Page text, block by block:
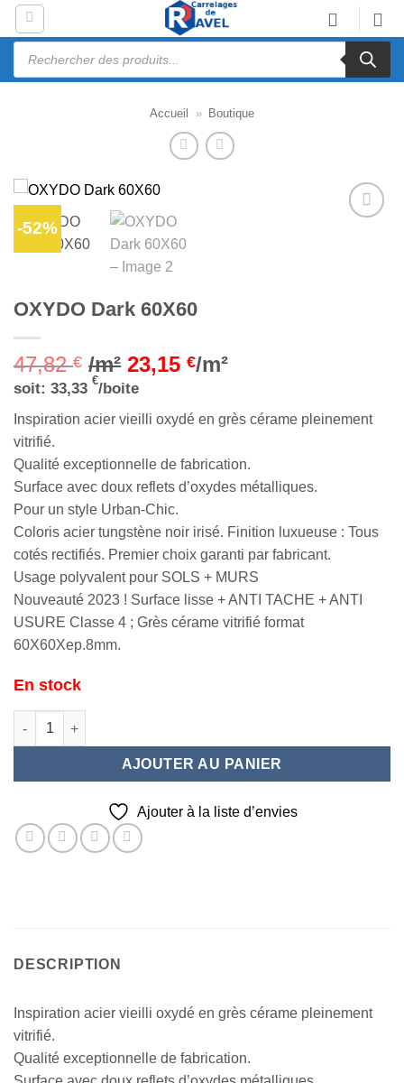
Passer
contenu
Recherche
Accueil » Boutique
-52%
OXYDO Dark 60X60
47,82€ /m² 23,15€/m²
soit: 33,33 €/boite
Inspiration acier vieilli oxydé en grès cérame pleinement
vitrifié.
Qualité exceptionnelle de fabrication.
Surface avec doux reflets d’oxydes métalliques.
Pour un style Urban-Chic.
Coloris acier tungstène noir irisé. Finition luxueuse : Tous
cotés rectifiés. Premier choix garanti par fabricant.
Usage polyvalent pour SOLS + MURS
Nouveauté 2023 ! Surface lisse + ANTI TACHE + ANTI
USURE Classe 4 ; Grès cérame vitrifié format
60X60Xep.8mm.
En stock
quantité de OXYDO Dark 60X60
AJOUTER AU PANIER
Ajouter à la liste d’envies
DESCRIPTION
Inspiration acier vieilli oxydé en grès cérame pleinement
vitrifié.
Qualité exceptionnelle de fabrication.